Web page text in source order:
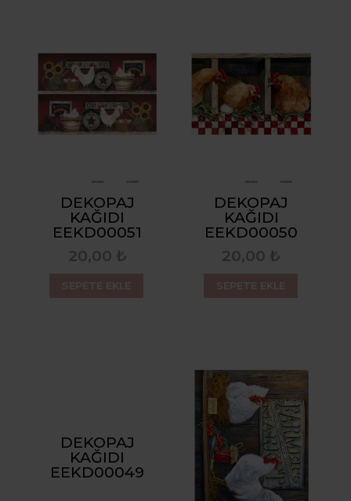
DEKOPAJ
KAĞIDI
EEKD00051
20,00 ₺
DEKOPAJ
KAĞIDI
EEKD00050
20,00 ₺
DEKOPAJ
KAĞIDI
EEKD00049